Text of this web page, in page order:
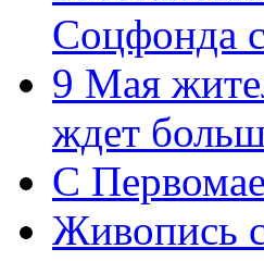
Соцфонда
9 Мая
ждет
C
Живопись